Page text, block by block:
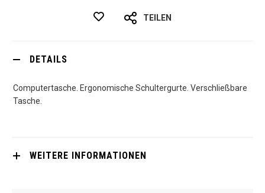
TEILEN
DETAILS
Computertasche. Ergonomische Schultergurte. Verschließbare
Tasche.
WEITERE INFORMATIONEN